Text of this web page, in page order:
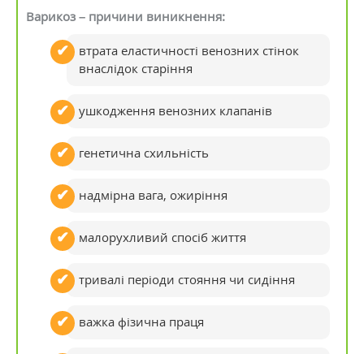
Варикоз – причини виникнення:
втрата еластичності венозних стінок
внаслідок старіння
ушкодження венозних клапанів
генетична схильність
надмірна вага, ожиріння
малорухливий спосіб життя
тривалі періоди стояння чи сидіння
важка фізична праця